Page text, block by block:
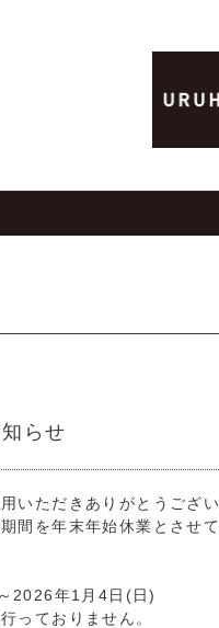
らせ
いただきありがとうござい
間を年末年始休業とさせて
2026年1月4日(日)
っておりません。